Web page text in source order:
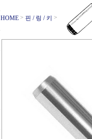
HOME > 핀 / 링 / 키 >